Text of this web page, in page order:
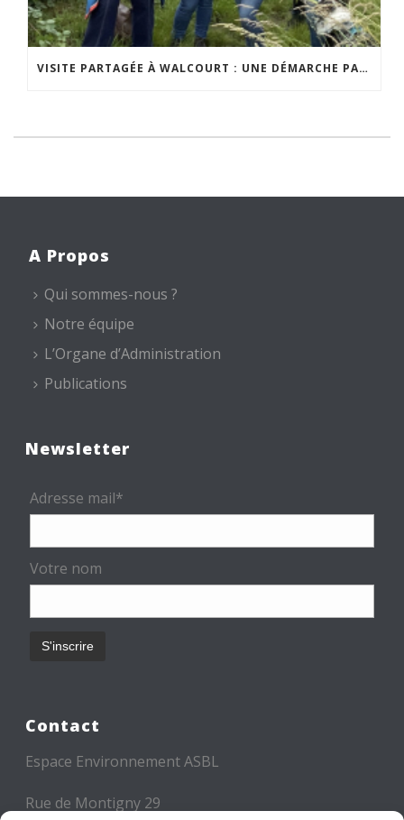
VISITE PARTAGÉE À WALCOURT : UNE DÉMARCHE PARTICIPATIVE ANIMÉE PAR ESPACE ENVIRONNEMENT
A Propos
Qui sommes-nous ?
Notre équipe
L’Organe d’Administration
Publications
Newsletter
Adresse mail*
Votre nom
Contact
Espace Environnement ASBL
Rue de Montigny 29